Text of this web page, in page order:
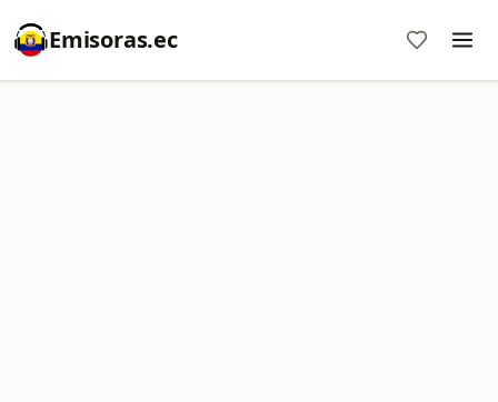
Emisoras.ec